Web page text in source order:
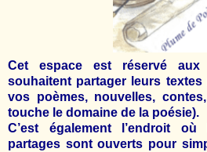
Cet espace est réservé aux
souhaitent partager leurs
vos poèmes, nouvelles,
touche le domaine de la poésie).
C’est également l’endroit
partages sont ouverts pour